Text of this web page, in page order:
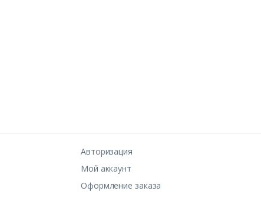
Авторизация
Мой аккаунт
Оформление заказа